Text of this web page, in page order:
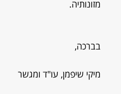
מזונותיה.
בברכה,
מיקי שיפמן, עו"ד ומגשר